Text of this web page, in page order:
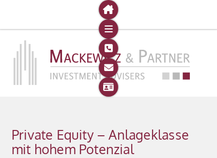
Private Equity – Anlageklasse
mit hohem Potenzial